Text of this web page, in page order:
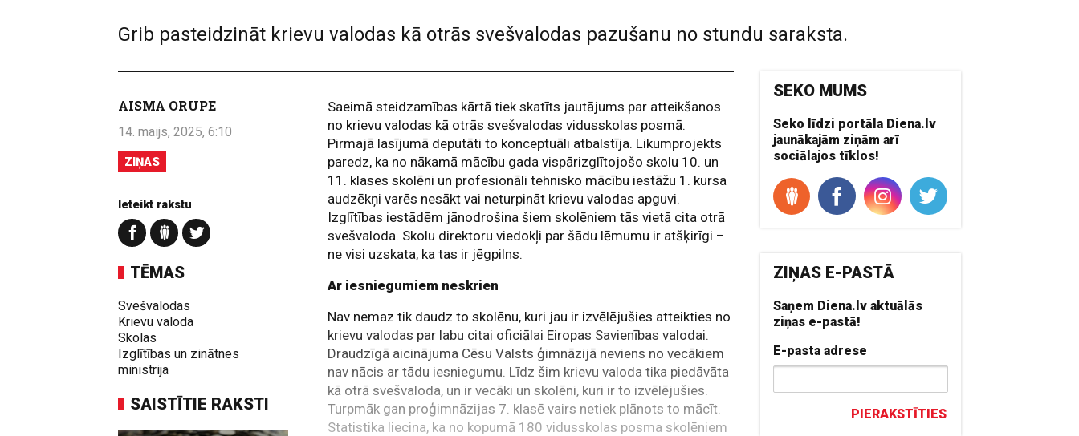
Grib pasteidzināt krievu valodas kā otrās svešvalodas pazušanu no stundu saraksta.
AISMA ORUPE
14. maijs, 2025, 6:10
ZIŅAS
Ieteikt rakstu
TĒMAS
Svešvalodas
Krievu valoda
Skolas
Izglītības un zinātnes
ministrija
SAISTĪTIE RAKSTI
Saeimā steidzamības kārtā tiek skatīts jautājums par atteikšanos
no krievu valodas kā otrās svešvalodas vidusskolas posmā.
Pirmajā lasījumā deputāti to konceptuāli atbalstīja. Likumprojekts
paredz, ka no nākamā mācību gada vispārizglītojošo skolu 10. un
11. klases skolēni un profesionāli tehnisko mācību iestāžu 1. kursa
audzēkņi varēs nesākt vai neturpināt krievu valodas apguvi.
Izglītības iestādēm jānodrošina šiem skolēniem tās vietā cita otrā
svešvaloda. Skolu direktoru viedokļi par šādu lēmumu ir atšķirīgi –
ne visi uzskata, ka tas ir jēgpilns.
Ar iesniegumiem neskrien
Nav nemaz tik daudz to skolēnu, kuri jau ir izvēlējušies atteikties no
krievu valodas par labu citai oficiālai Eiropas Savienības valodai.
Draudzīgā aicinājuma Cēsu Valsts ģimnāzijā neviens no vecākiem
nav nācis ar tādu iesniegumu. Līdz šim krievu valoda tika piedāvāta
kā otrā svešvaloda, un ir vecāki un skolēni, kuri ir to izvēlējušies.
Turpmāk gan proģimnāzijas 7. klasē vairs netiek plānots to mācīt.
Statistika liecina, ka no kopumā 180 vidusskolas posma skolēniem
SEKO MUMS
Seko līdzi portāla Diena.lv
jaunākajām ziņām arī
sociālajos tīklos!
ZIŅAS E-PASTĀ
Saņem Diena.lv aktuālās
ziņas e-pastā!
E-pasta adrese
PIERAKSTĪTIES